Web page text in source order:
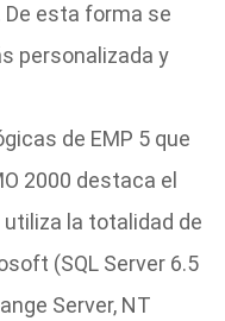
esta forma se
personalizada y
de EMP 5 que
2000 destaca el
la totalidad de
(SQL Server 6.5
Server, NT